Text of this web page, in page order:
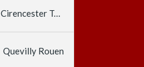
Cirencester Town
Quevilly Rouen